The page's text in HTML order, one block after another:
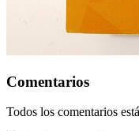
Comentarios
Todos los comentarios